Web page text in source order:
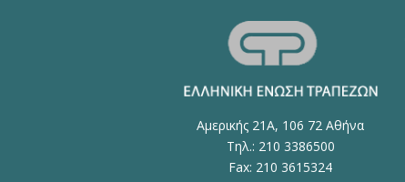
Αμερικής 21Α, 106 72 Αθήνα
Τηλ.: 210 3386500
Fax: 210 3615324